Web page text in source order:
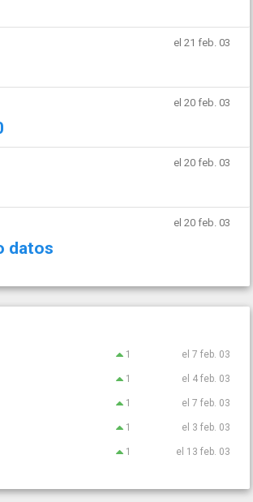
el 21 feb. 03
el 20 feb. 03
el 20 feb. 03
el 20 feb. 03
datos
1 el 7 feb. 03
1 el 4 feb. 03
1 el 7 feb. 03
1 el 3 feb. 03
1 el 13 feb. 03